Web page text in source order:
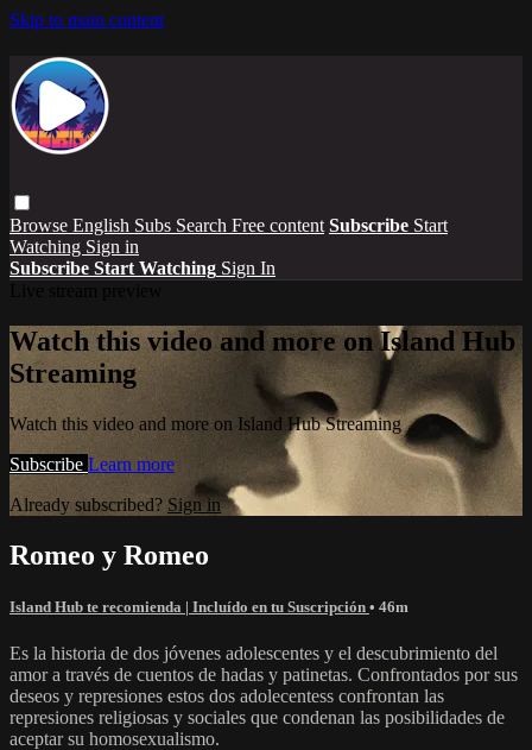
Skip to main content
Browse English Subs Search Free content Subscribe Start
Watching Sign in
Subscribe Start Watching Sign In
Watch this video and more on Island Hub
Streaming
Watch this video and more on Island Hub Streaming
Subscribe Learn more
Already subscribed? Sign in
Romeo y Romeo
Island Hub te recomienda | Incluído en tu Suscripción • 46m
Es la historia de dos jóvenes adolescentes y el descubrimiento del
amor a través de cuentos de hadas y patinetas. Confrontados por sus
deseos y represiones estos dos adolecentess confrontan las
represiones religiosas y sociales que condenan las posibilidades de
aceptar su homosexualismo.